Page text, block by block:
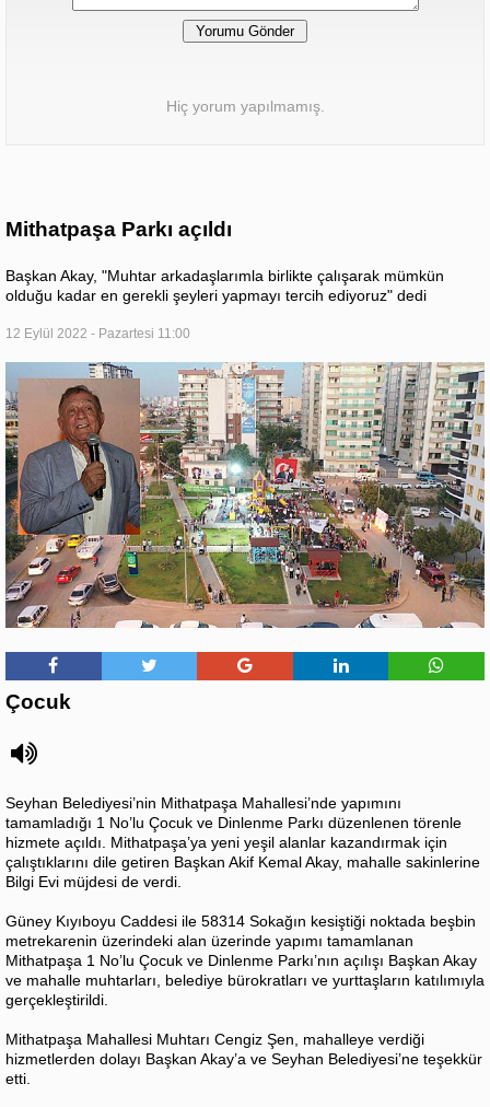
Hiç yorum yapılmamış.
Mithatpaşa Parkı açıldı
Başkan Akay, "Muhtar arkadaşlarımla birlikte çalışarak mümkün
olduğu kadar en gerekli şeyleri yapmayı tercih ediyoruz" dedi
12 Eylül 2022 - Pazartesi 11:00
Çocuk
Seyhan Belediyesi’nin Mithatpaşa Mahallesi’nde yapımını
tamamladığı 1 No’lu Çocuk ve Dinlenme Parkı düzenlenen törenle
hizmete açıldı. Mithatpaşa’ya yeni yeşil alanlar kazandırmak için
çalıştıklarını dile getiren Başkan Akif Kemal Akay, mahalle sakinlerine
Bilgi Evi müjdesi de verdi.
Güney Kıyıboyu Caddesi ile 58314 Sokağın kesiştiği noktada beşbin
metrekarenin üzerindeki alan üzerinde yapımı tamamlanan
Mithatpaşa 1 No’lu Çocuk ve Dinlenme Parkı’nın açılışı Başkan Akay
ve mahalle muhtarları, belediye bürokratları ve yurttaşların katılımıyla
gerçekleştirildi.
Mithatpaşa Mahallesi Muhtarı Cengiz Şen, mahalleye verdiği
hizmetlerden dolayı Başkan Akay’a ve Seyhan Belediyesi’ne teşekkür
etti.